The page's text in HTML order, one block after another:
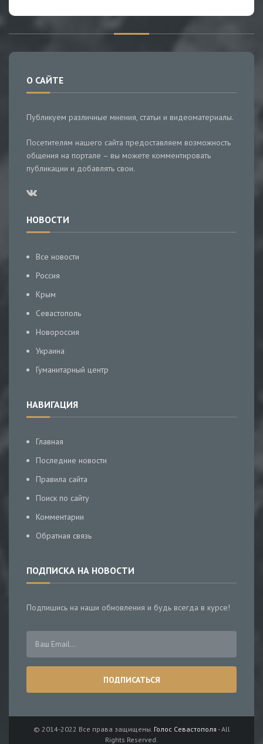
О САЙТЕ
Публикуем различные мнения, статьи и видеоматериалы.
Посетителям нашего сайта предоставляем возможность
общения на портале – вы можете комментировать
публикации и добавлять свои.
НОВОСТИ
Все новости
Россия
Крым
Севастополь
Новороссия
Украина
Гуманитарный центр
НАВИГАЦИЯ
Главная
Последние новости
Правила сайта
Поиск по сайту
Комментарии
Обратная связь
ПОДПИСКА НА НОВОСТИ
Подпишись на наши обновления и будь всегда в курсе!
© 2014-2022 Все права защищены. Голос Севастополя - All
Rights Reserved.